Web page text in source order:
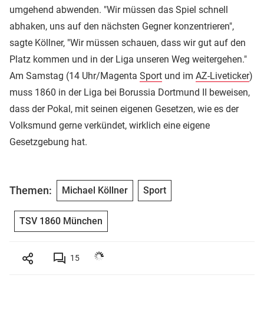
umgehend abwenden. "Wir müssen das Spiel schnell
abhaken, uns auf den nächsten Gegner konzentrieren",
sagte Köllner, "Wir müssen schauen, dass wir gut auf den
Platz kommen und in der Liga unseren Weg weitergehen."
Am Samstag (14 Uhr/Magenta Sport und im AZ-Liveticker)
muss 1860 in der Liga bei Borussia Dortmund II beweisen,
dass der Pokal, mit seinen eigenen Gesetzen, wie es der
Volksmund gerne verkündet, wirklich eine eigene
Gesetzgebung hat.
Themen: Michael Köllner Sport
TSV 1860 München
15